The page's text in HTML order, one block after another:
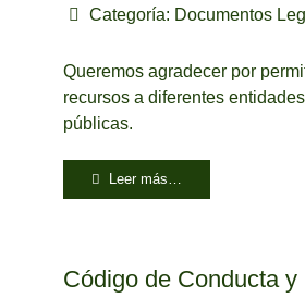
Categoría: Documentos
Queremos agradecer por
recursos a diferentes
públicas.
Leer más…
Código de Conducta y